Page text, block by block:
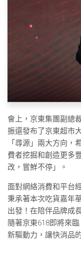
會上，京東集團副總
振還發布了京東超市
「尋源」兩大方向，
費者挖掘和創造更多
改，嘗鮮不停」。
面對網絡消費和平台
秉承著本次吃貨嘉年
出發！在陪伴品牌成
隨著京東618即將來
新驅動力，讓快消品